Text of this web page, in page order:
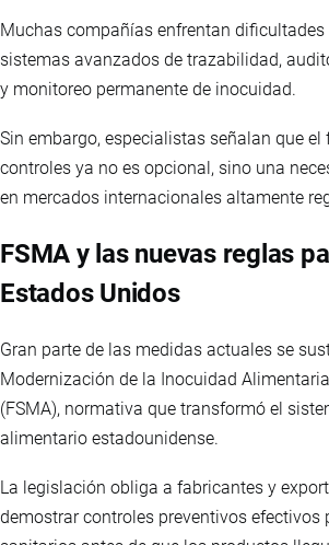
Muchas compañías enfrentan
sistemas avanzados de trazabilidad,
y monitoreo permanente de inocuidad.
Sin embargo, especialistas señalan que
controles ya no es opcional, sino una
en mercados internacionales altamente
FSMA y las nuevas reglas
Estados Unidos
Gran parte de las medidas actuales se
Modernización de la Inocuidad
(FSMA), normativa que transformó el
alimentario estadounidense.
La legislación obliga a fabricantes y
demostrar controles preventivos efectivos